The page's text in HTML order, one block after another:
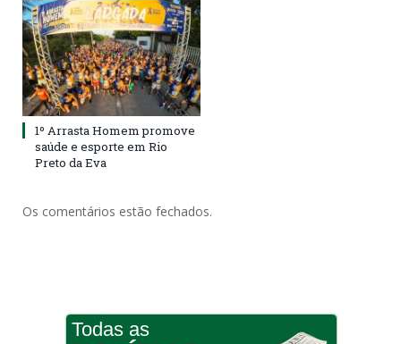
1º Arrasta Homem promove
saúde e esporte em Rio
Preto da Eva
Os comentários estão fechados.
Todas as